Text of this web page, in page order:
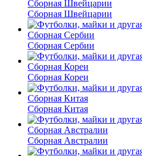
Сборная Швейцарии
Сборная Сербии
Сборная Кореи
Сборная Китая
Сборная Австралии